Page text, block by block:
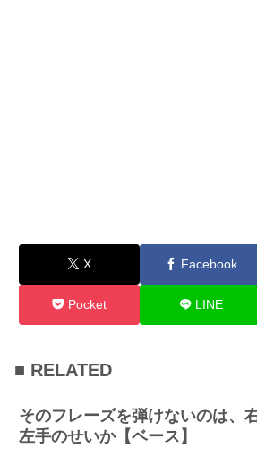
X Facebook
Pocket LINE
■ RELATED
そのフレーズを弾けないのは、
左手のせいか【ベース】